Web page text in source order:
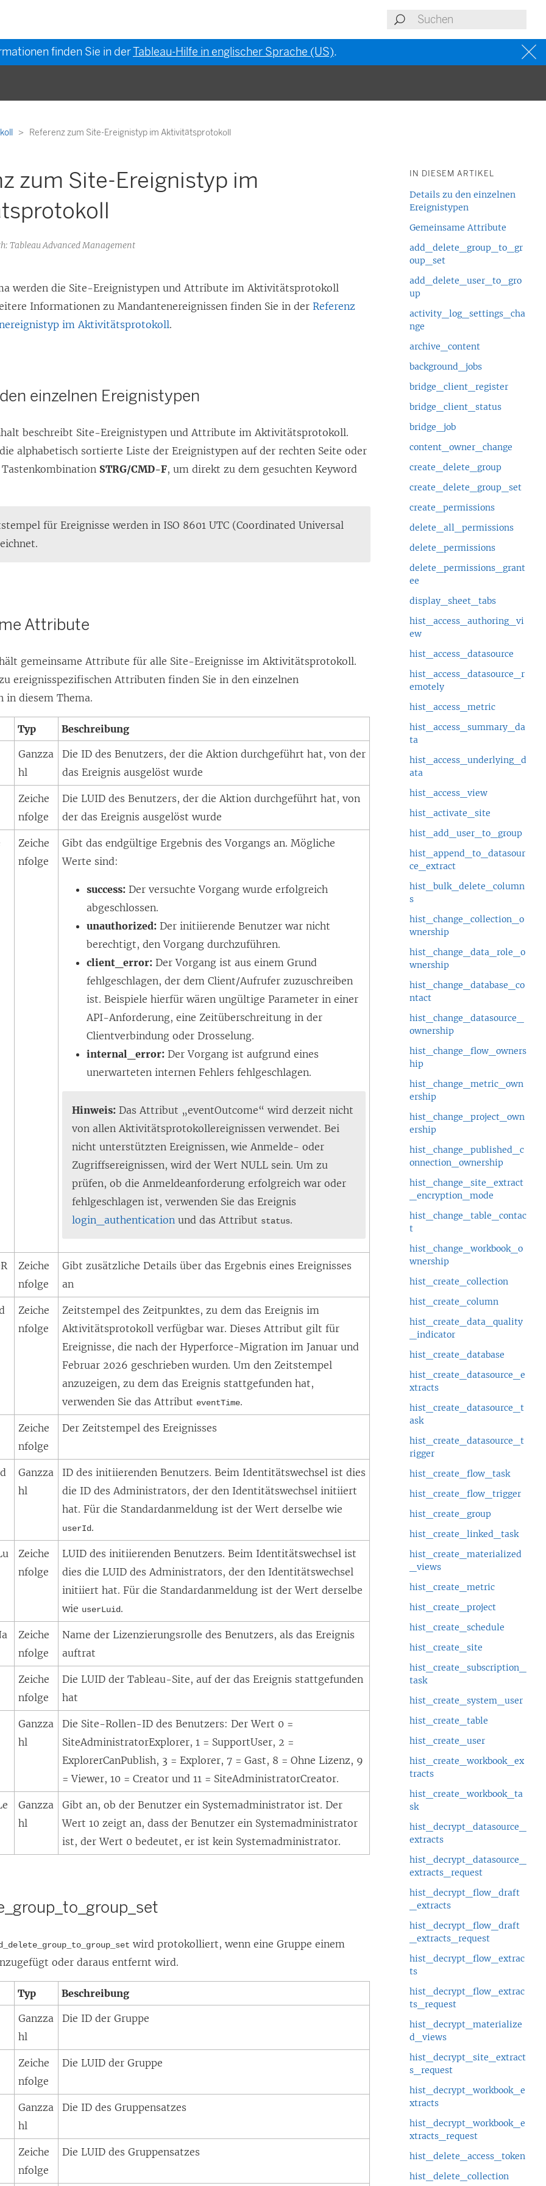
finden Sie in derTableau-Hilfe in englischer Sprache (US).
Referenz zum Site-Ereignistyp im Aktivitätsprotokoll
zum Site-Ereignistyp im
Tableau Advanced Management
werden die Site-Ereignistypen und Attribute im Aktivitätsprotokoll
Informationen zu Mandantenereignissen finden Sie in derReferenz
im Aktivitätsprotokoll.
einzelnen Ereignistypen
beschreibt Site-Ereignistypen und Attribute im Aktivitätsprotokoll.
alphabetisch sortierte Liste der Ereignistypen auf der rechten Seite oder
Tastenkombination STRG/CMD-F, um direkt zu dem gesuchten Keyword
für Ereignisse werden in ISO 8601 UTC (Coordinated Universal
Attribute
gemeinsame Attribute für alle Site-Ereignisse im Aktivitätsprotokoll.
ereignisspezifischen Attributen finden Sie in den einzelnen
in diesem Thema.
Typ Beschreibung
Ganzza
hl
Die ID des Benutzers, der die Aktion durchgeführt hat, von der
das Ereignis ausgelöst wurde
Zeiche
nfolge
Die LUID des Benutzers, der die Aktion durchgeführt hat, von
der das Ereignis ausgelöst wurde
Zeiche
nfolge
Gibt das endgültige Ergebnis des Vorgangs an. Mögliche
Werte sind:
success: Der versuchte Vorgang wurde erfolgreich
abgeschlossen.
unauthorized: Der initiierende Benutzer war nicht
berechtigt, den Vorgang durchzuführen.
client_error: Der Vorgang ist aus einem Grund
fehlgeschlagen, der dem Client/Aufrufer zuzuschreiben
ist. Beispiele hierfür wären ungültige Parameter in einer
API-Anforderung, eine Zeitüberschreitung in der
Clientverbindung oder Drosselung.
internal_error: Der Vorgang ist aufgrund eines
unerwarteten internen Fehlers fehlgeschlagen.
Hinweis: Das Attribut „eventOutcome“ wird derzeit nicht
von allen Aktivitätsprotokollereignissen verwendet. Bei
nicht unterstützten Ereignissen, wie Anmelde- oder
Zugriffsereignissen, wird der Wert NULL sein. Um zu
prüfen, ob die Anmeldeanforderung erfolgreich war oder
fehlgeschlagen ist, verwenden Sie das Ereignis
login_authentication und das Attribut status.
Zeiche
nfolge
Gibt zusätzliche Details über das Ergebnis eines Ereignisses
an
Zeiche
nfolge
Zeitstempel des Zeitpunktes, zu dem das Ereignis im
Aktivitätsprotokoll verfügbar war. Dieses Attribut gilt für
Ereignisse, die nach der Hyperforce-Migration im Januar und
Februar 2026 geschrieben wurden. Um den Zeitstempel
anzuzeigen, zu dem das Ereignis stattgefunden hat,
verwenden Sie das Attribut eventTime.
Zeiche
nfolge
Der Zeitstempel des Ereignisses
Ganzza
hl
ID des initiierenden Benutzers. Beim Identitätswechsel ist dies
die ID des Administrators, der den Identitätswechsel initiiert
hat. Für die Standardanmeldung ist der Wert derselbe wie
userId.
Zeiche
nfolge
LUID des initiierenden Benutzers. Beim Identitätswechsel ist
dies die LUID des Administrators, der den Identitätswechsel
initiiert hat. Für die Standardanmeldung ist der Wert derselbe
wie userLuid.
Zeiche
nfolge
Name der Lizenzierungsrolle des Benutzers, als das Ereignis
auftrat
Zeiche
nfolge
Die LUID der Tableau-Site, auf der das Ereignis stattgefunden
hat
Ganzza
hl
Die Site-Rollen-ID des Benutzers: Der Wert 0 =
SiteAdministratorExplorer, 1 = SupportUser, 2 =
ExplorerCanPublish, 3 = Explorer, 7 = Gast, 8 = Ohne Lizenz, 9
= Viewer, 10 = Creator und 11 = SiteAdministratorCreator.
Ganzza
hl
Gibt an, ob der Benutzer ein Systemadministrator ist. Der
Wert 10 zeigt an, dass der Benutzer ein Systemadministrator
ist, der Wert 0 bedeutet, er ist kein Systemadministrator.
wird protokolliert, wenn eine Gruppe einem
oder daraus entfernt wird.
Typ Beschreibung
Ganzza
hl
Die ID der Gruppe
Zeiche
nfolge
Die LUID der Gruppe
Ganzza
hl
Die ID des Gruppensatzes
Zeiche
nfolge
Die LUID des Gruppensatzes
IN DIESEM ARTIKEL
Details zu den einzelnen
Ereignistypen
Gemeinsame Attribute
add_delete_group_to_gr
oup_set
add_delete_user_to_gro
up
activity_log_settings_cha
nge
archive_content
background_jobs
bridge_client_register
bridge_client_status
bridge_job
content_owner_change
create_delete_group
create_delete_group_set
create_permissions
delete_all_permissions
delete_permissions
delete_permissions_grant
ee
display_sheet_tabs
hist_access_authoring_vi
ew
hist_access_datasource
hist_access_datasource_r
emotely
hist_access_metric
hist_access_summary_da
ta
hist_access_underlying_d
ata
hist_access_view
hist_activate_site
hist_add_user_to_group
hist_append_to_datasour
ce_extract
hist_bulk_delete_column
s
hist_change_collection_o
wnership
hist_change_data_role_o
wnership
hist_change_database_co
ntact
hist_change_datasource_
ownership
hist_change_flow_owners
hip
hist_change_metric_own
ership
hist_change_project_own
ership
hist_change_published_c
onnection_ownership
hist_change_site_extract
_encryption_mode
hist_change_table_contac
t
hist_change_workbook_o
wnership
hist_create_collection
hist_create_column
hist_create_data_quality
_indicator
hist_create_database
hist_create_datasource_e
xtracts
hist_create_datasource_t
ask
hist_create_datasource_t
rigger
hist_create_flow_task
hist_create_flow_trigger
hist_create_group
hist_create_linked_task
hist_create_materialized
_views
hist_create_metric
hist_create_project
hist_create_schedule
hist_create_site
hist_create_subscription_
task
hist_create_system_user
hist_create_table
hist_create_user
hist_create_workbook_ex
tracts
hist_create_workbook_ta
sk
hist_decrypt_datasource_
extracts
hist_decrypt_datasource_
extracts_request
hist_decrypt_flow_draft
_extracts
hist_decrypt_flow_draft
_extracts_request
hist_decrypt_flow_extrac
ts
hist_decrypt_flow_extrac
ts_request
hist_decrypt_materialize
d_views
hist_decrypt_site_extract
s_request
hist_decrypt_workbook_e
xtracts
hist_decrypt_workbook_e
xtracts_request
hist_delete_access_token
hist_delete_collection